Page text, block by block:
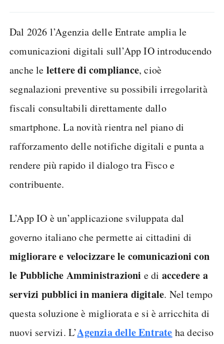
Dal 2026 l’Agenzia delle Entrate amplia le
comunicazioni digitali sull’App IO introducendo
anche le lettere di compliance, cioè
segnalazioni preventive su possibili irregolarità
fiscali consultabili direttamente dallo
smartphone. La novità rientra nel piano di
rafforzamento delle notifiche digitali e punta a
rendere più rapido il dialogo tra Fisco e
contribuente.
L’App IO è un’applicazione sviluppata dal
governo italiano che permette ai cittadini di
migliorare e velocizzare le comunicazioni con
le Pubbliche Amministrazioni e di accedere a
servizi pubblici in maniera digitale. Nel tempo
questa soluzione è migliorata e si è arricchita di
nuovi servizi. L’Agenzia delle Entrate ha deciso